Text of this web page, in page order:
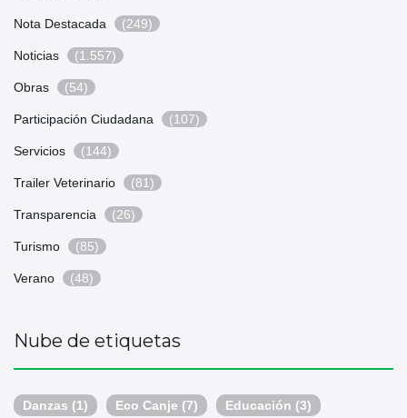
Nota Destacada (249)
Noticias (1.557)
Obras (54)
Participación Ciudadana (107)
Servicios (144)
Trailer Veterinario (81)
Transparencia (26)
Turismo (85)
Verano (48)
Nube de etiquetas
Danzas (1) Eco Canje (7) Educación (3)